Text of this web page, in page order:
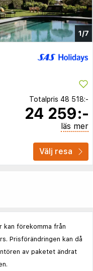
1/7
Totalpris 48 518:-
24 259:-
läs mer
Välj resa
kan förekomma från
Prisförändringen kan då
av paketet ändrat